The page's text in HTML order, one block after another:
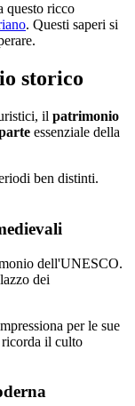
questo ricco
. Questi saperi si
storico
il patrimonio
essenziale della
ben distinti.
dell'UNESCO.
dei
per le sue
il culto